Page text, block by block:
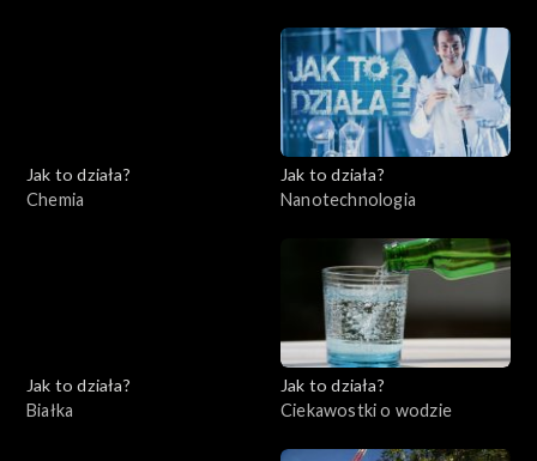
Jak to działa?
Chemia
Jak to działa?
Nanotechnologia
Jak to działa?
Białka
Jak to działa?
Ciekawostki o wodzie